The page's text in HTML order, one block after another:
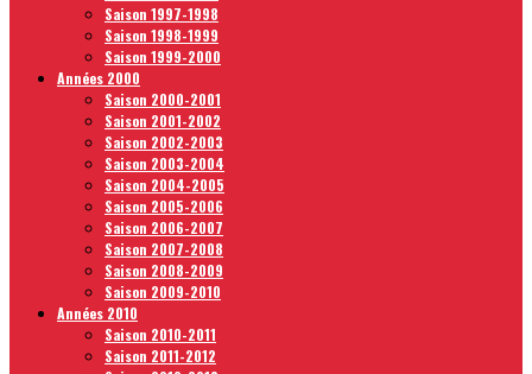
Saison 1997-1998
Saison 1998-1999
Saison 1999-2000
Années 2000
Saison 2000-2001
Saison 2001-2002
Saison 2002-2003
Saison 2003-2004
Saison 2004-2005
Saison 2005-2006
Saison 2006-2007
Saison 2007-2008
Saison 2008-2009
Saison 2009-2010
Années 2010
Saison 2010-2011
Saison 2011-2012